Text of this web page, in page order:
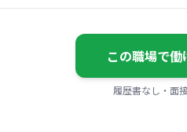
この職場で働
履歴書なし・面